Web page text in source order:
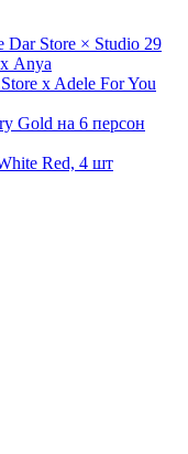
Dar Store × Studio 29
Anya
x Adele For You
Gold на 6 персон
Red, 4 шт